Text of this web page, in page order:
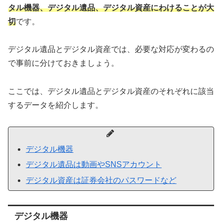
タル機器、デジタル遺品、デジタル資産にわけることが大
切です。
デジタル遺品とデジタル資産では、必要な対応が変わるの
で事前に分けておきましょう。
ここでは、デジタル遺品とデジタル資産のそれぞれに該当
するデータを紹介します。
デジタル機器
デジタル遺品は動画やSNSアカウント
デジタル資産は証券会社のパスワードなど
デジタル機器